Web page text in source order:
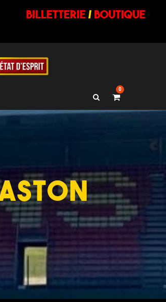
billetterie/ BOUTIQUE
0